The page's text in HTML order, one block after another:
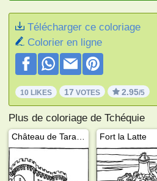
Télécharger ce coloriage
Colorier en ligne
10 LIKES 17 VOTES 2.95/5
Plus de coloriage de Tchéquie
Fort la Latte